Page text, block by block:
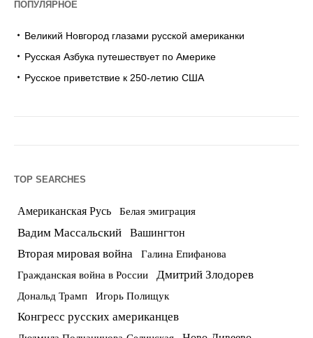
ПОПУЛЯРНОЕ
Великий Новгород глазами русской американки
Русская Азбука путешествует по Америке
Русское приветствие к 250-летию США
TOP SEARCHES
Американская Русь Белая эмиграция
Вадим Массальский Вашингтон
Вторая мировая война Галина Епифанова
Гражданская война в России Дмитрий Злодорев
Дональд Трамп Игорь Полищук
Конгресс русских американцев